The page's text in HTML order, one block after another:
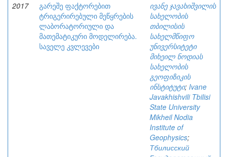
2017
გარეშე ფაქტორებით
ტრიგერირებული მეწყრების
ლაბორატორიული და
მათემატიკური მოდელირება.
საველე კვლევები
ივანე ჯავახიშვილის
სახელობის
თბილისის
სახელმწიფო
უნივერსიტეტი
მიხეილ ნოდიას
სახელობის
გეოფიზიკის
ინსტიტუტი; Ivane
Javakhishvili Tbilisi
State University
Mikheil Nodia
Institute of
Geophysics;
Тбилисский